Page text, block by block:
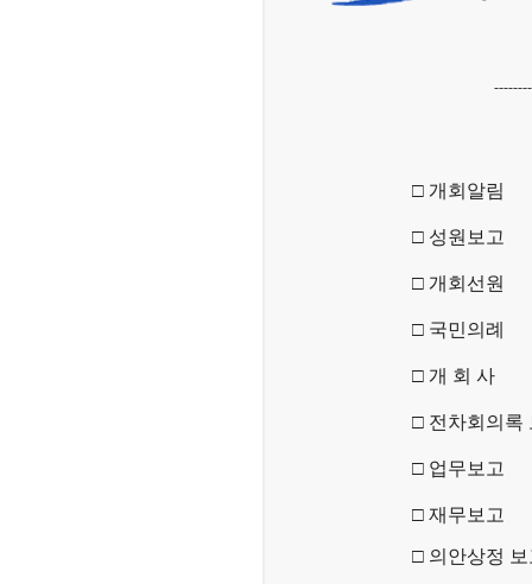
□ 개회알림
□ 성원보고
□ 개회선원
□ 국민의례
□ 개 회 사
□ 전차회의록
□ 업무보고
□ 재무보고
□ 의안상정 보